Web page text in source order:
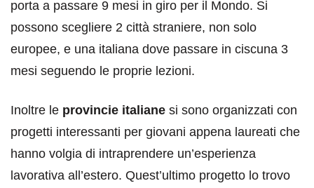
porta a passare 9 mesi in giro per il Mondo. Si
possono scegliere 2 città straniere, non solo
europee, e una italiana dove passare in ciscuna 3
mesi seguendo le proprie lezioni.
Inoltre le provincie italiane si sono organizzati con
progetti interessanti per giovani appena laureati che
hanno volgia di intraprendere un’esperienza
lavorativa all’estero. Quest’ultimo progetto lo trovo